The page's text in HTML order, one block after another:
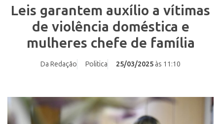
Leis garantem auxílio a vítimas
de violência doméstica e
mulheres chefe de família
Da Redação Politica 25/03/2025 às 11:10